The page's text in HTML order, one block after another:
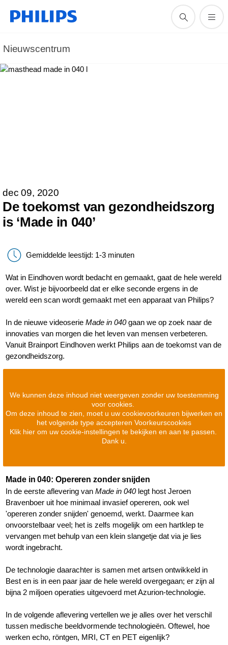
Nieuwscentrum
dec 09, 2020
De toekomst van gezondheidszorg
is ‘Made in 040’
Gemiddelde leestijd: 1-3 minuten
Wat in Eindhoven wordt bedacht en gemaakt, gaat de hele wereld
over. Wist je bijvoorbeeld dat er elke seconde ergens in de
wereld een scan wordt gemaakt met een apparaat van Philips?
In de nieuwe videoserieMade in 040gaan we op zoek naar de
innovaties van morgen die het leven van mensen verbeteren.
Vanuit Brainport Eindhoven werkt Philips aan de toekomst van de
gezondheidszorg.
We kunnen deze inhoud niet weergeven zonder uw toestemming
voor cookies.
Om deze inhoud te zien, moet u uw cookievoorkeuren bijwerken en
het volgende type accepteren Voorkeurscookies
Klik hier om uw cookie-instellingen te bekijken en aan te passen.
Dank u.
Made in 040: Opereren zonder snijden
In de eerste aflevering vanMade in 040legt host Jeroen
Bravenboer uit hoe minimaal invasief opereren, ook wel
'opereren zonder snijden' genoemd, werkt. Daarmee kan
onvoorstelbaar veel; het is zelfs mogelijk om een hartklep te
vervangen met behulp van een klein slangetje dat via je lies
wordt ingebracht.
De technologie daarachter is samen met artsen ontwikkeld in
Best en is in een paar jaar de hele wereld overgegaan; er zijn al
bijna 2 miljoen operaties uitgevoerd met Azurion-technologie.
In de volgende aflevering vertellen we je alles over het verschil
tussen medische beeldvormende technologieën. Oftewel, hoe
werken echo, röntgen, MRI, CT en PET eigenlijk?